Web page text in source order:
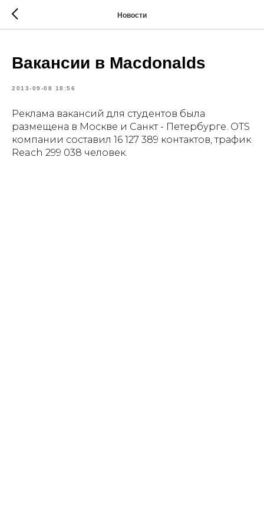
Новости
Вакансии в Macdonalds
2013-09-08 18:56
Реклама вакансий для студентов была
размещена в Москве и Санкт - Петербурге. ОTS
компании составил 16 127 389 контактов, трафик
Reach 299 038 человек.